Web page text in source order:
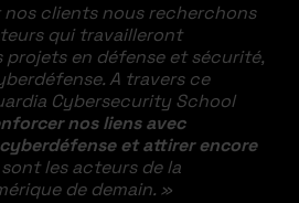
clients nous recherchons
qui travailleront
projets en défense et sécurité,
A travers ce
Cybersecurity School
nos liens avec
et attirer encore
les acteurs de la
de demain. »